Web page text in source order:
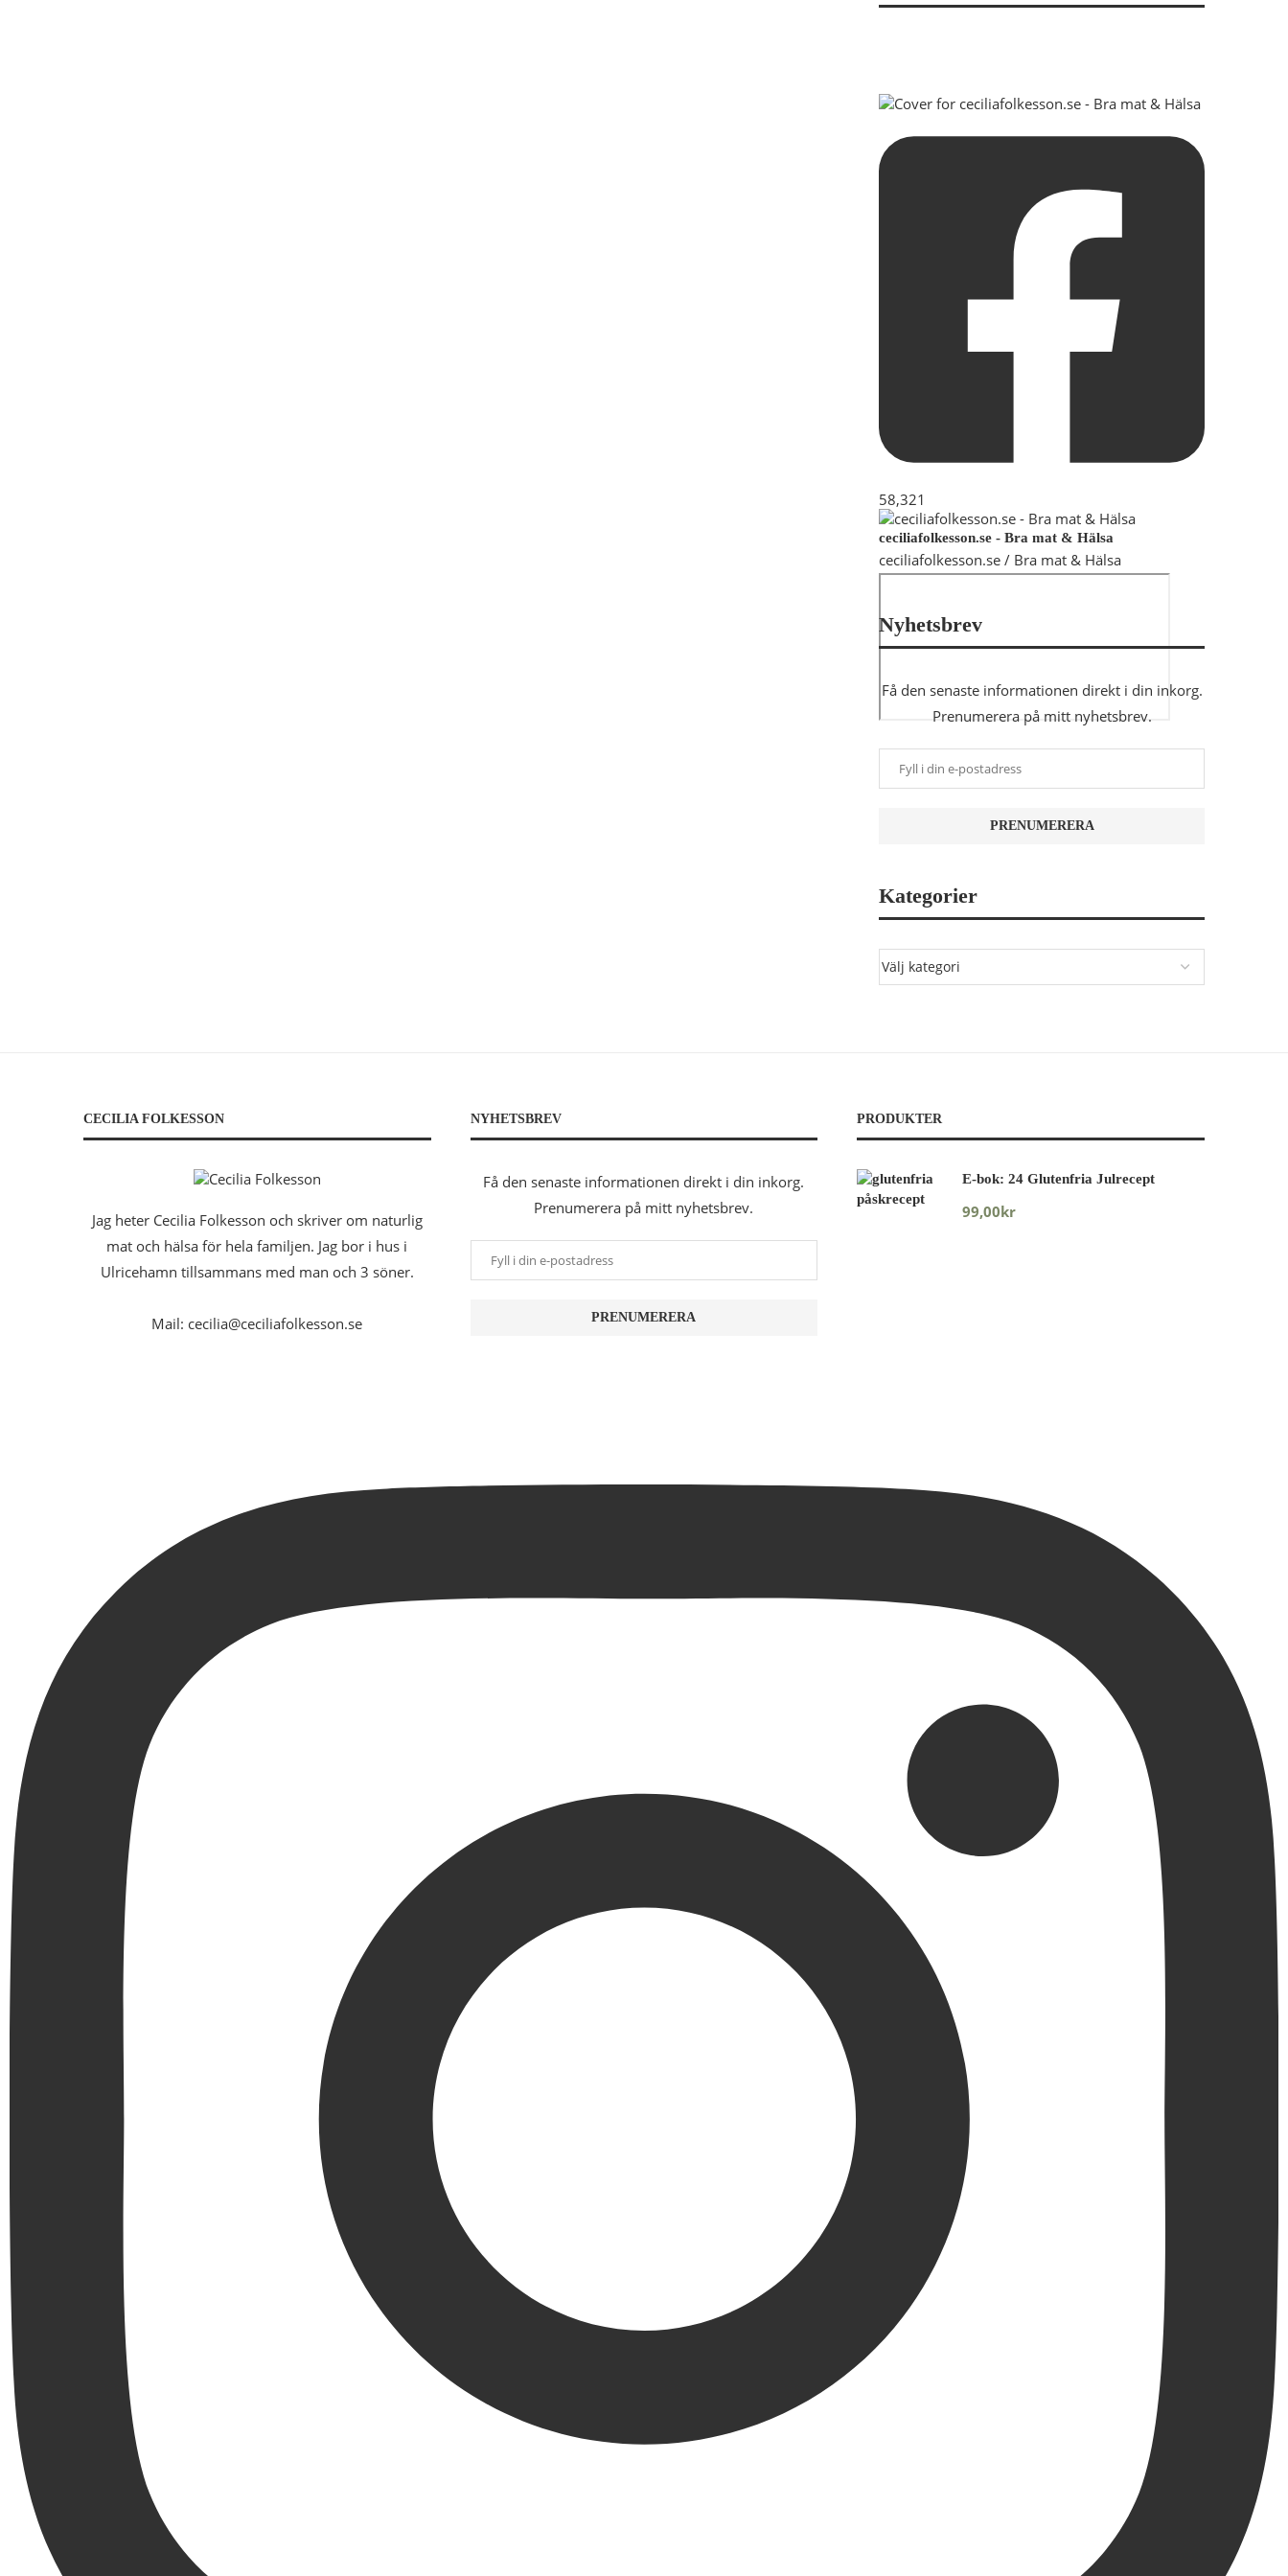
58,321
ceciliafolkesson.se - Bra mat & Hälsa
ceciliafolkesson.se / Bra mat & Hälsa
Nyhetsbrev
Få den senaste informationen direkt i din inkorg.
Prenumerera på mitt nyhetsbrev.
Kategorier
CECILIA FOLKESSON
Jag heter Cecilia Folkesson och skriver om naturlig
mat och hälsa för hela familjen. Jag bor i hus i
Ulricehamn tillsammans med man och 3 söner.
Mail: cecilia@ceciliafolkesson.se
NYHETSBREV
Få den senaste informationen direkt i din inkorg.
Prenumerera på mitt nyhetsbrev.
PRODUKTER
E-bok: 24 Glutenfria Julrecept
99,00kr